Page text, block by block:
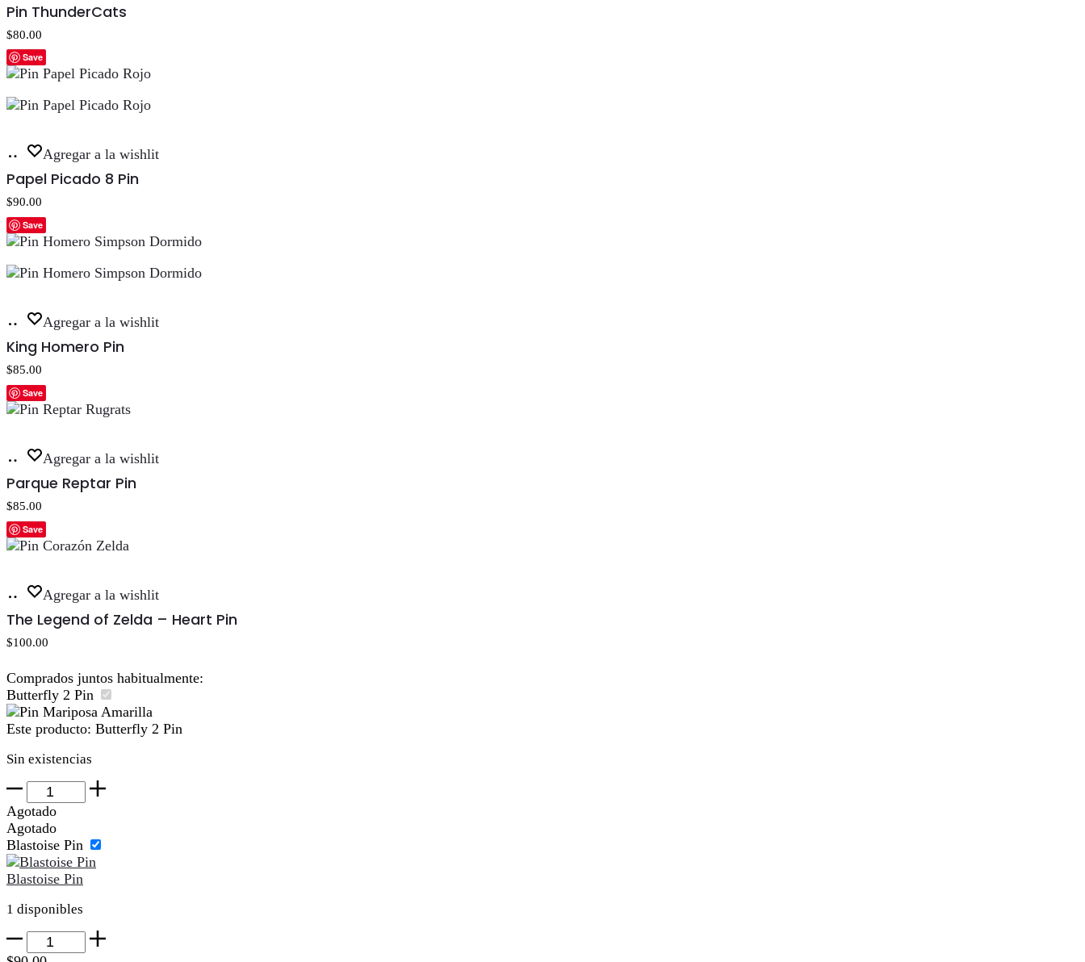
carrito
Pin ThunderCats
$80.00
Save
Añadir
carrito
Agregar a la wishlit
Papel Picado 8 Pin
$90.00
Save
Añadir
carrito
Agregar a la wishlit
King Homero Pin
$85.00
Save
Añadir
carrito
Agregar a la wishlit
Parque Reptar Pin
$85.00
Save
Añadir
carrito
Agregar a la wishlit
The Legend of Zelda – Heart Pin
$100.00
Comprados juntos habitualmente:
Butterfly 2 Pin
Este producto: Butterfly 2 Pin
Sin existencias
Butterfly
2
Pin
cantidad
Agotado
Agotado
Blastoise Pin
Blastoise Pin
1 disponibles
Blastoise
Pin